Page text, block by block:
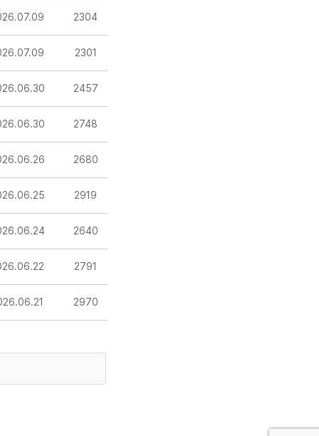
2304
2301
2457
2748
2680
2919
2640
2791
2970